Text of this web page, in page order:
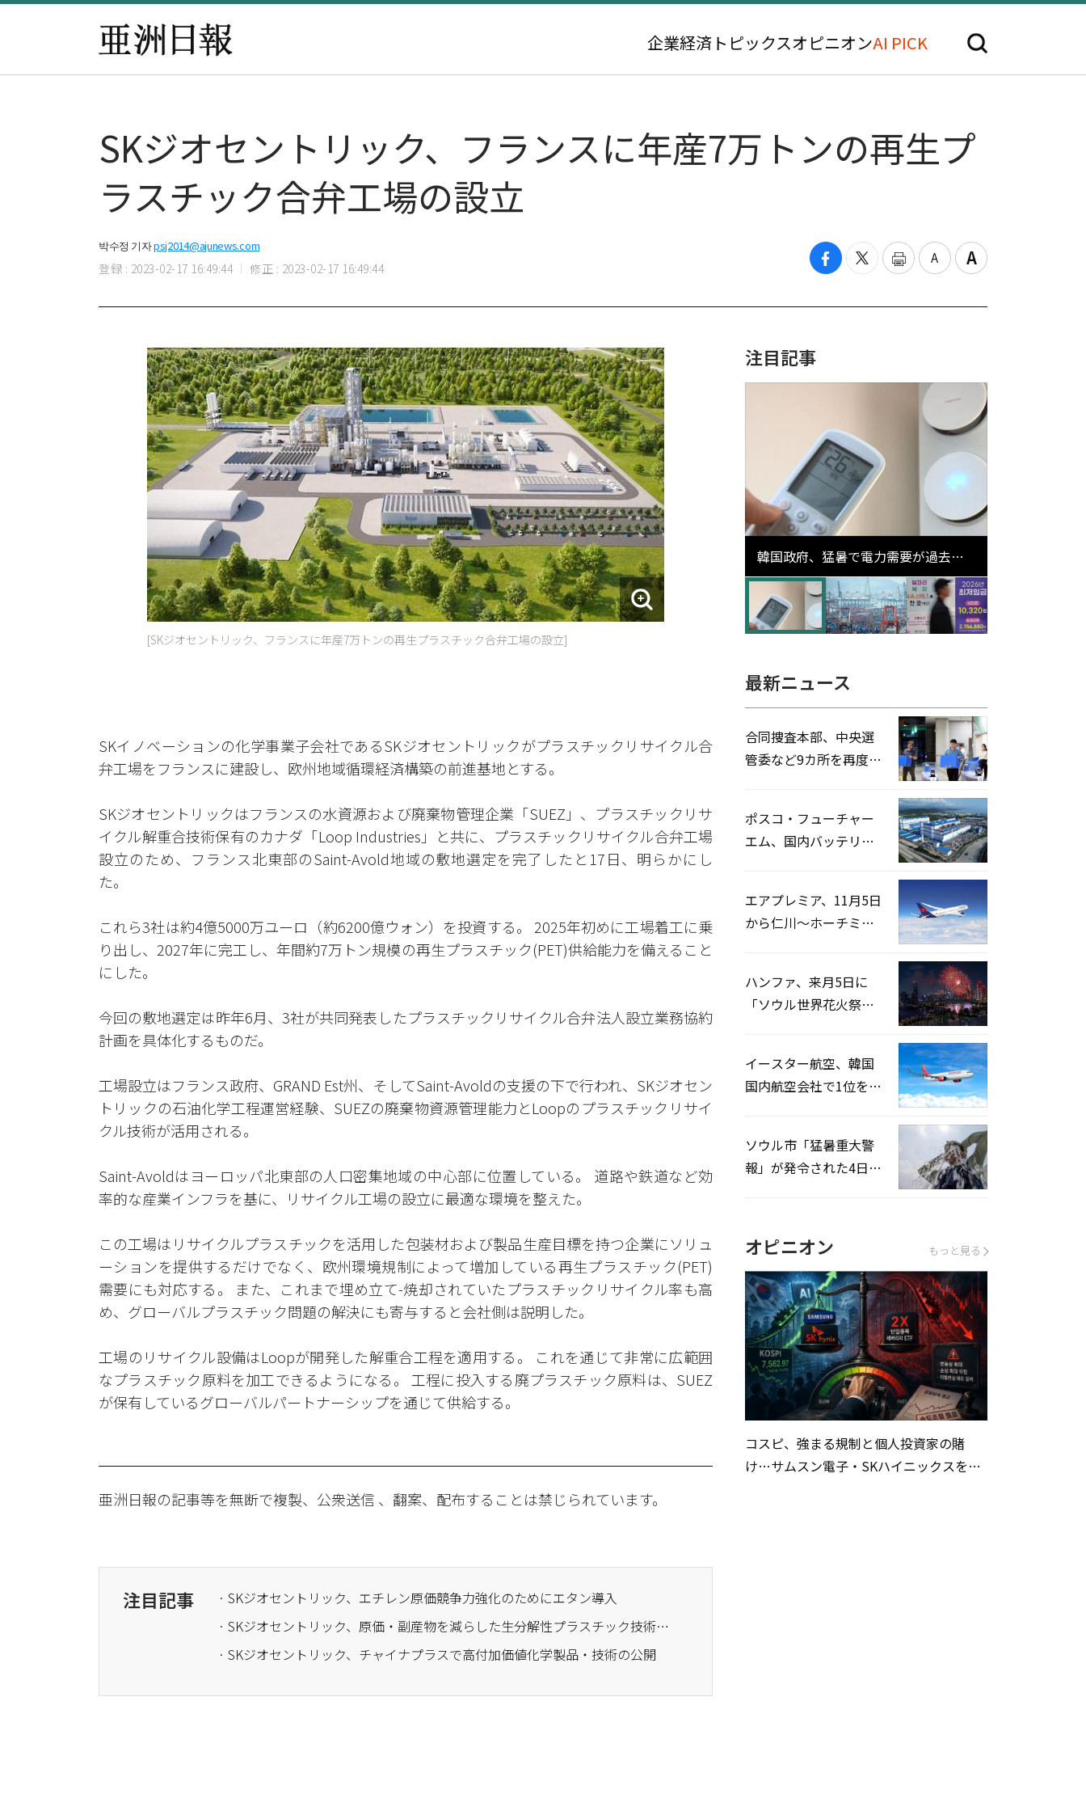
企業経済 トピックスオピニオンAI PICK
SKジオセントリック、フランスに年産7万トンの再生プ
ラスチック合弁工場の設立
박수정 기자psj2014@ajunews.com
登録 : 2023-02-17 16:49:44 修正 : 2023-02-17 16:49:44
[SKジオセントリック、フランスに年産7万トンの再生プラスチック合弁工場の設立]
SKイノベーションの化学事業子会社であるSKジオセントリックがプラスチックリサイクル合
弁工場をフランスに建設し、欧州地域循環経済構築の前進基地とする。
SKジオセントリックはフランスの水資源および廃棄物管理企業「SUEZ」、プラスチックリサ
イクル解重合技術保有のカナダ「Loop Industries」と共に、プラスチックリサイクル合弁工場
設立のため、フランス北東部のSaint-Avold地域の敷地選定を完了したと17日、明らかにし
た。
これら3社は約4億5000万ユーロ（約6200億ウォン）を投資する。 2025年初めに工場着工に乗
り出し、2027年に完工し、年間約7万トン規模の再生プラスチック(PET)供給能力を備えること
にした。
今回の敷地選定は昨年6月、3社が共同発表したプラスチックリサイクル合弁法人設立業務協約
計画を具体化するものだ。
工場設立はフランス政府、GRAND Est州、そしてSaint-Avoldの支援の下で行われ、SKジオセン
トリックの石油化学工程運営経験、SUEZの廃棄物資源管理能力とLoopのプラスチックリサイ
クル技術が活用される。
Saint-Avoldはヨーロッパ北東部の人口密集地域の中心部に位置している。 道路や鉄道など効
率的な産業インフラを基に、リサイクル工場の設立に最適な環境を整えた。
この工場はリサイクルプラスチックを活用した包装材および製品生産目標を持つ企業にソリュ
ーションを提供するだけでなく、欧州環境規制によって増加している再生プラスチック(PET)
需要にも対応する。 また、これまで埋め立て-焼却されていたプラスチックリサイクル率も高
め、グローバルプラスチック問題の解決にも寄与すると会社側は説明した。
工場のリサイクル設備はLoopが開発した解重合工程を適用する。 これを通じて非常に広範囲
なプラスチック原料を加工できるようになる。 工程に投入する廃プラスチック原料は、SUEZ
が保有しているグローバルパートナーシップを通じて供給する。
亜洲日報の記事等を無断で複製、公衆送信 、翻案、配布することは禁じられています。
注目記事
· SKジオセントリック、エチレン原価競争力強化のためにエタン導入
· SKジオセントリック、原価・副産物を減らした生分解性プラスチック技術の開発
· SKジオセントリック、チャイナプラスで高付加価値化学製品・技術の公開
注目記事
韓国政府、猛暑で電力需要が過去最
高更新の可能性に需給対応体制を点
検
最新ニュース
合同捜査本部、中央選
管委など9カ所を再度家
ポスコ・フューチャー
エム、国内バッテリー
エアプレミア、11月5日
から仁川〜ホーチミン
ハンファ、来月5日に
「ソウル世界花火祭り
イースター航空、韓国
国内航空会社で1位を記
ソウル市「猛暑重大警
報」が発令された4日、
オピニオン もっと見る
コスピ、強まる規制と個人投資家の賭
け…サムスン電子・SKハイニックスを巡